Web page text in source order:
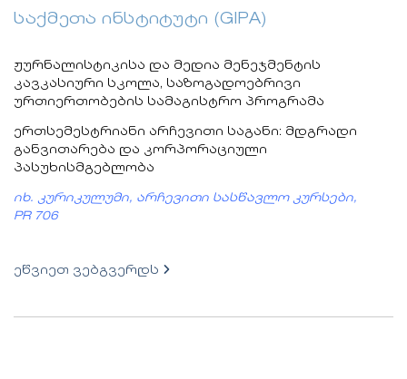
საქმეთა ინსტიტუტი (GIPA)
ჟურნალისტიკისა და მედია მენეჯმენტის
კავკასიური სკოლა, საზოგადოებრივი
ურთიერთობების სამაგისტრო პროგრამა
ერთსემესტრიანი არჩევითი საგანი: მდგრადი
განვითარება და კორპორაციული
პასუხისმგებლობა
იხ. კურიკულუმი, არჩევითი სასწავლო კურსები,
PR 706
ეწვიეთ ვებგვერდს